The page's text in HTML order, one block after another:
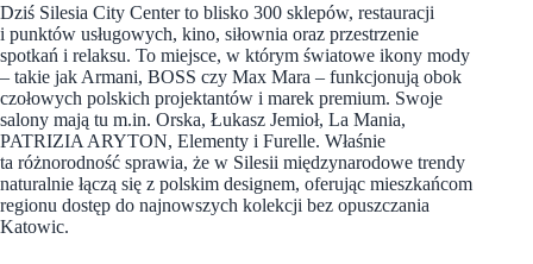
Dziś Silesia City Center to blisko 300 sklepów, restauracji
i punktów usługowych, kino, siłownia oraz przestrzenie
spotkań i relaksu. To miejsce, w którym światowe ikony mody
– takie jak Armani, BOSS czy Max Mara – funkcjonują obok
czołowych polskich projektantów i marek premium. Swoje
salony mają tu m.in. Orska, Łukasz Jemioł, La Mania,
PATRIZIA ARYTON, Elementy i Furelle. Właśnie
ta różnorodność sprawia, że w Silesii międzynarodowe trendy
naturalnie łączą się z polskim designem, oferując mieszkańcom
regionu dostęp do najnowszych kolekcji bez opuszczania
Katowic.